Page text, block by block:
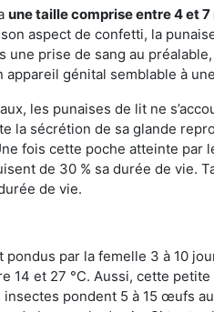
une taille comprise entre 4 et 7
aspect de confetti, la
une prise de sang au
génital semblable à
les punaises de lit ne
la sécrétion de sa glande
fois cette poche atteinte
de 30 % sa durée de vie.
de vie.
par la femelle 3 à 10
14 et 27 °C. Aussi, cette
pondent 5 à 15 œufs